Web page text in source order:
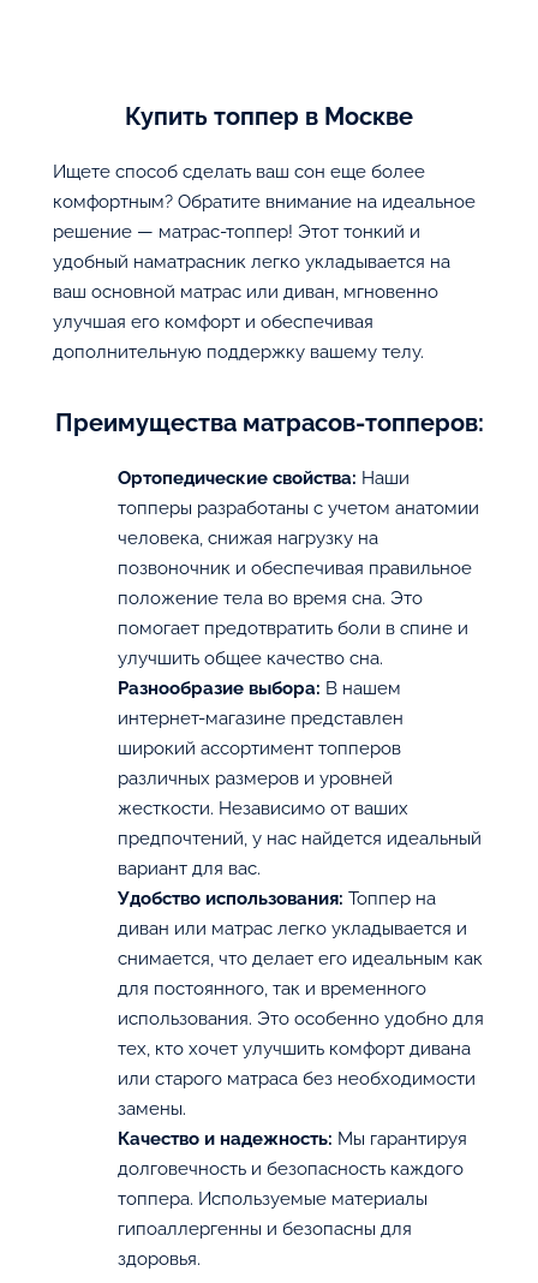
В корзину
Купить топпер в Москве
Ищете способ сделать ваш сон еще более
комфортным? Обратите внимание на идеальное
решение — матрас-топпер! Этот тонкий и
удобный наматрасник легко укладывается на
ваш основной матрас или диван, мгновенно
улучшая его комфорт и обеспечивая
дополнительную поддержку вашему телу.
Преимущества матрасов-топперов:
Ортопедические свойства: Наши
топперы разработаны с учетом анатомии
человека, снижая нагрузку на
позвоночник и обеспечивая правильное
положение тела во время сна. Это
помогает предотвратить боли в спине и
улучшить общее качество сна.
Разнообразие выбора: В нашем
интернет-магазине представлен
широкий ассортимент топперов
различных размеров и уровней
жесткости. Независимо от ваших
предпочтений, у нас найдется идеальный
вариант для вас.
Удобство использования: Топпер на
диван или матрас легко укладывается и
снимается, что делает его идеальным как
для постоянного, так и временного
использования. Это особенно удобно для
тех, кто хочет улучшить комфорт дивана
или старого матраса без необходимости
замены.
Качество и надежность: Мы гарантируя
долговечность и безопасность каждого
топпера. Используемые материалы
гипоаллергенны и безопасны для
здоровья.